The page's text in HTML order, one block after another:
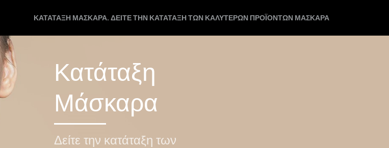
ΚΑΤΆΤΑΞΗ ΜΆΣΚΑΡΑ. ΔΕΊΤΕ ΤΗΝ ΚΑΤΆΤΑΞΗ ΤΩΝ ΚΑΛΎΤΕΡΩΝ ΠΡΟΪΌΝΤΩΝ ΜΆΣΚΑΡΑ
Κατάταξη
Μάσκαρα
Δείτε την κατάταξη των